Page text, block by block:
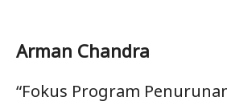
Arman Chandra
“Fokus Program